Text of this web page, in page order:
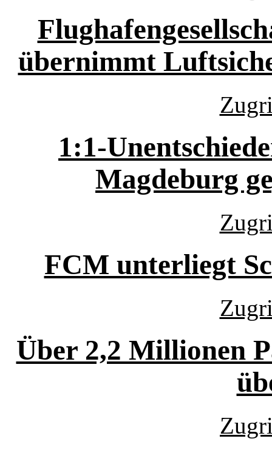
übernimmt
1:1-
Magdeburg
FCM unterliegt
Über 2,2 Millionen